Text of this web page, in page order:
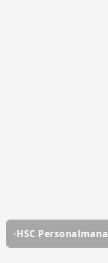
- Ihre